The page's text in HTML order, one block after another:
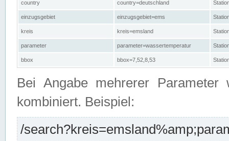
country country=deutschland
einzugsgebiet einzugsgebiet=ems
kreis kreis=emsland
parameter parameter=wassertemperatur
bbox bbox=7,52,8,53
Bei Angabe mehrerer Parameter
kombiniert. Beispiel:
/